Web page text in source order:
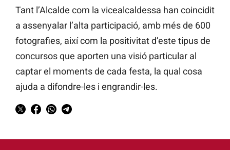
Tant l’Alcalde com la vicealcaldessa han coincidit
a assenyalar l’alta participació, amb més de 600
fotografies, així com la positivitat d’este tipus de
concursos que aporten una visió particular al
captar el moments de cada festa, la qual cosa
ajuda a difondre-les i engrandir-les.